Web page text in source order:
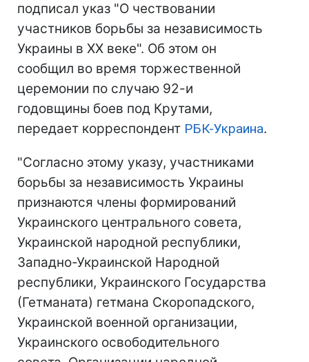
подписал указ "О чествовании
участников борьбы за независимость
Украины в ХХ веке". Об этом он
сообщил во время торжественной
церемонии по случаю 92-и
годовщины боев под Крутами,
передает корреспондент РБК-Украина.
"Согласно этому указу, участниками
борьбы за независимость Украины
признаются члены формирований
Украинского центрального совета,
Украинской народной республики,
Западно-Украинской Народной
республики, Украинского Государства
(Гетманата) гетмана Скоропадского,
Украинской военной организации,
Украинского освободительного